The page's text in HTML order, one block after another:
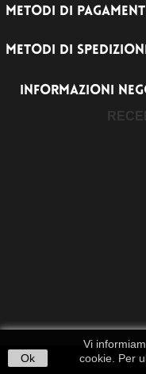
METODI DI
METODI DI
INFORMAZIONI
Ok
Vi
cookie. Per